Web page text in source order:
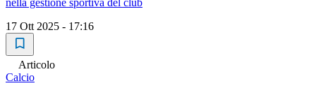
17 Ott 2025 - 17:16
Articolo
Calcio